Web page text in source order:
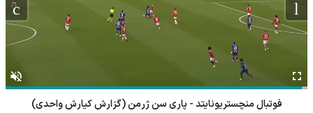
موتو جی پی بریتانیا - مسابقه سرعتی